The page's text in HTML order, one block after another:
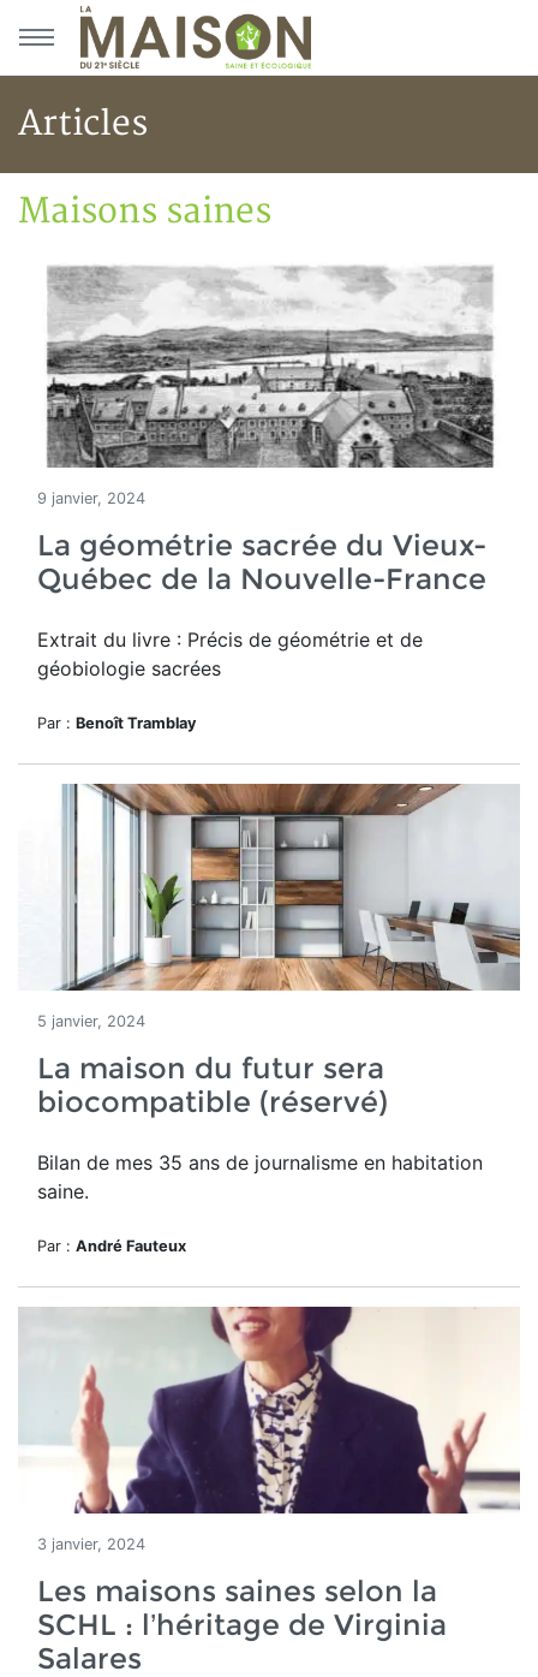
Aller au menu principal
Aller au contenu principal
Articles
Accueil
Maisons saines
Maisons saines
9 janvier, 2024
La géométrie sacrée du Vieux-
Québec de la Nouvelle-France
Extrait du livre : Précis de géométrie et de
géobiologie sacrées
Par : Benoît Tramblay
5 janvier, 2024
La maison du futur sera
biocompatible (réservé)
Bilan de mes 35 ans de journalisme en habitation
saine.
Par : André Fauteux
3 janvier, 2024
Les maisons saines selon la
SCHL : l’héritage de Virginia
Salares